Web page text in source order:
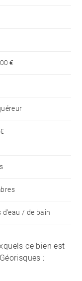
garage 2
m. Terrain
€
d'eau / de bain
ce bien est
: